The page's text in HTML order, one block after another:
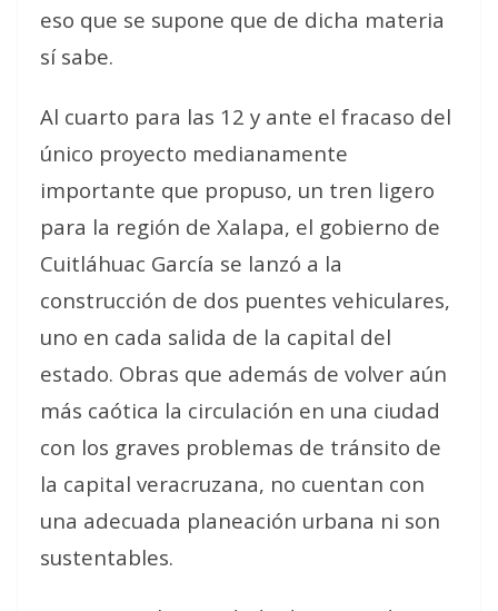
eso que se supone que de dicha materia
sí sabe.
Al cuarto para las 12 y ante el fracaso del
único proyecto medianamente
importante que propuso, un tren ligero
para la región de Xalapa, el gobierno de
Cuitláhuac García se lanzó a la
construcción de dos puentes vehiculares,
uno en cada salida de la capital del
estado. Obras que además de volver aún
más caótica la circulación en una ciudad
con los graves problemas de tránsito de
la capital veracruzana, no cuentan con
una adecuada planeación urbana ni son
sustentables.